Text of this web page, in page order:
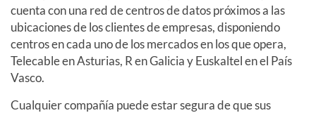
cuenta con una red de centros de datos próximos a las
ubicaciones de los clientes de empresas, disponiendo
centros en cada uno de los mercados en los que opera,
Telecable en Asturias, R en Galicia y Euskaltel en el País
Vasco.
Cualquier compañía puede estar segura de que sus